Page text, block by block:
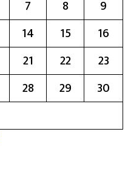
7 8
9
14 15
16
21 22
23
28 29
30